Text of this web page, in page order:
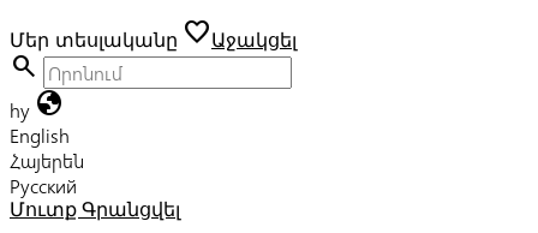
Մեր տեսլականը favoriteԱջակցել
search
hy globe
English
Հայերեն
Русский
Մուտք Գրանցվել